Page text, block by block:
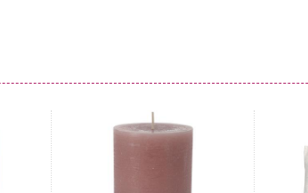
die Bommel an jeder Ecke sorgen für eine
mit vielen Farben und Materialien gekonnt